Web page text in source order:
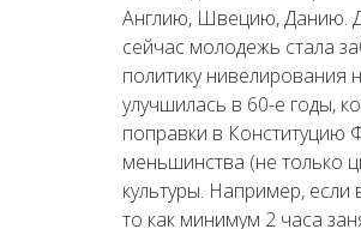
Англию, Швецию, Данию.
сейчас молодежь стала
политику
улучшилась в 60-е годы,
поправки в Конституцию
меньшинства (не только
культуры. Например, если
то как минимум 2 часа